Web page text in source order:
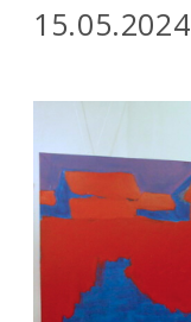
15.05.2024